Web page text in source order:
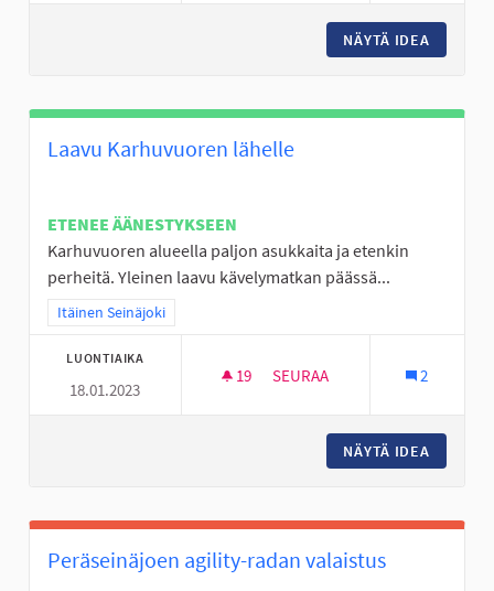
NÄYTÄ IDEA
Laavu Karhuvuoren lähelle
ETENEE ÄÄNESTYKSEEN
Karhuvuoren alueella paljon asukkaita ja etenkin
perheitä. Yleinen laavu kävelymatkan päässä...
Rajaa tulokset teeman mukaan: Itäinen Seinäjoki
Itäinen Seinäjoki
LUONTIAIKA
18.01.2023
19 19 SEURAAJAA
SEURAA 2
NÄYTÄ IDEA
Peräseinäjoen agility-radan valaistus